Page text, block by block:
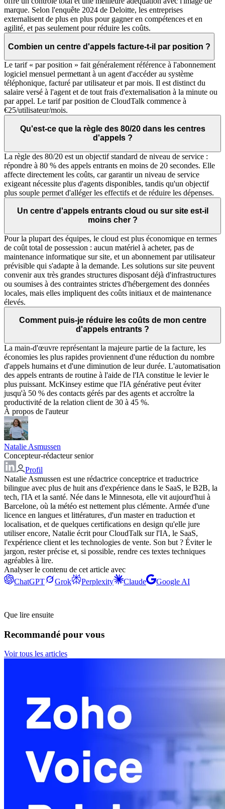
marque. Selon l'enquête 2024 de Deloitte, les entreprises
externalisent de plus en plus pour gagner en compétences et en
agilité, et pas seulement pour réduire les coûts.
Combien un centre d'appels facture-t-il par position ?
Le tarif « par position » fait généralement référence à l'abonnement
logiciel mensuel permettant à un agent d'accéder au système
téléphonique, facturé par utilisateur et par mois. Il est distinct du
salaire versé à l'agent et de tout frais d'externalisation à la minute ou
par appel. Le tarif par position de CloudTalk commence à
€25/utilisateur/mois.
Qu'est-ce que la règle des 80/20 dans les centres
d'appels ?
La règle des 80/20 est un objectif standard de niveau de service :
répondre à 80 % des appels entrants en moins de 20 secondes. Elle
affecte directement les coûts, car garantir un niveau de service
exigeant nécessite plus d'agents disponibles, tandis qu'un objectif
plus souple permet d'alléger les effectifs et de réduire les dépenses.
Un centre d'appels entrants cloud ou sur site est-il
moins cher ?
Pour la plupart des équipes, le cloud est plus économique en termes
de coût total de possession : aucun matériel à acheter, pas de
maintenance informatique sur site, et un abonnement par utilisateur
prévisible qui s'adapte à la demande. Les solutions sur site peuvent
convenir aux très grandes structures disposant déjà d'infrastructures
ou soumises à des contraintes strictes d'hébergement des données
locales, mais elles impliquent des coûts initiaux et de maintenance
élevés.
Comment puis-je réduire les coûts de mon centre
d'appels entrants ?
La main-d'œuvre représentant la majeure partie de la facture, les
économies les plus rapides proviennent d'une réduction du nombre
d'appels humains et d'une diminution de leur durée. L'automatisation
des appels entrants de routine à l'aide de l'IA constitue le levier le
plus puissant. McKinsey estime que l'IA générative peut éviter
jusqu'à 50 % des contacts gérés par des agents et accroître la
productivité de la relation client de 30 à 45 %.
À propos de l'auteur
Natalie Asmussen
Concepteur-rédacteur senior
Profil
Natalie Asmussen est une rédactrice conceptrice et traductrice
bilingue avec plus de huit ans d'expérience dans le SaaS, le B2B, la
tech, l'IA et la santé. Née dans le Minnesota, elle vit aujourd'hui à
Barcelone, où la météo est nettement plus clémente. Armée d'une
licence en langues et littératures, d'un master en traduction et
localisation, et de quelques certifications en design qu'elle jure
utiliser encore, Natalie écrit pour CloudTalk sur l'IA, le SaaS,
l'expérience client et les technologies de vente. Son but ? Éviter le
jargon, rester précise et, si possible, rendre ces textes techniques
agréables à lire.
Analyser le contenu de cet article avec
ChatGPT
Grok Perplexity Claude Google AI
Que lire ensuite
Recommandé pour vous
Voir tous les articles